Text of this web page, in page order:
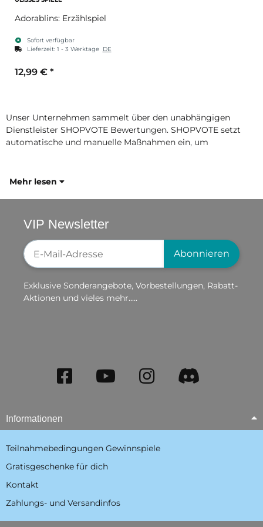
Adorablins: Erzählspiel
Sofort verfügbar
Lieferzeit: 1 - 3 Werktage DE
12,99 € *
Unser Unternehmen sammelt über den unabhängigen
Dienstleister SHOPVOTE Bewertungen. SHOPVOTE setzt
automatische und manuelle Maßnahmen ein, um
Mehr lesen
VIP Newsletter
Newsletter-Registrierung
Abonnieren
Exklusive Sonderangebote, Vorbestellungen, Rabatt-
Aktionen und vieles mehr.....
Informationen
Teilnahmebedingungen Gewinnspiele
Gratisgeschenke für dich
Kontakt
Zahlungs- und Versandinfos